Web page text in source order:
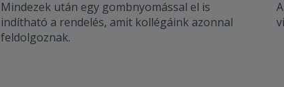
Mindezek után egy gombnyomással el is
indítható a rendelés, amit kollégáink azonnal
feldolgoznak.